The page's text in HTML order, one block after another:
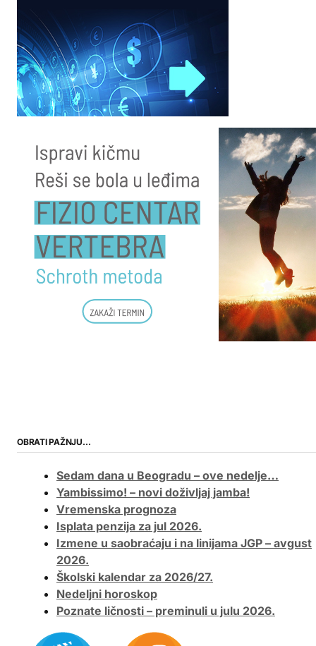
OBRATI PAŽNJU…
Sedam dana u Beogradu – ove nedelje…
Yambissimo! – novi doživljaj jamba!
Vremenska prognoza
Isplata penzija za jul 2026.
Izmene u saobraćaju i na linijama JGP – avgust
2026.
Školski kalendar za 2026/27.
Nedeljni horoskop
Poznate ličnosti – preminuli u julu 2026.